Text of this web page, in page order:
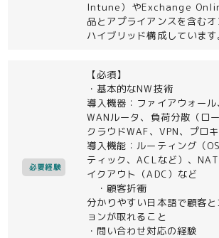
Intune）やExchange
品とアプライアンスを含む
ハイブリッド構成しています
必要経験
【必須】
・基本的なNW技術
導入機器：ファイアウォール
WANルータ、負荷分散（ロ
クラウドWAF、VPN、プロ
導入機能：ルーティング（
ティック、ACLなど）、
イクアウト（ADC）など
・顧客折衝
分かりやすい日本語で顧客
ョンが取れること
・問い合わせ対応の経験